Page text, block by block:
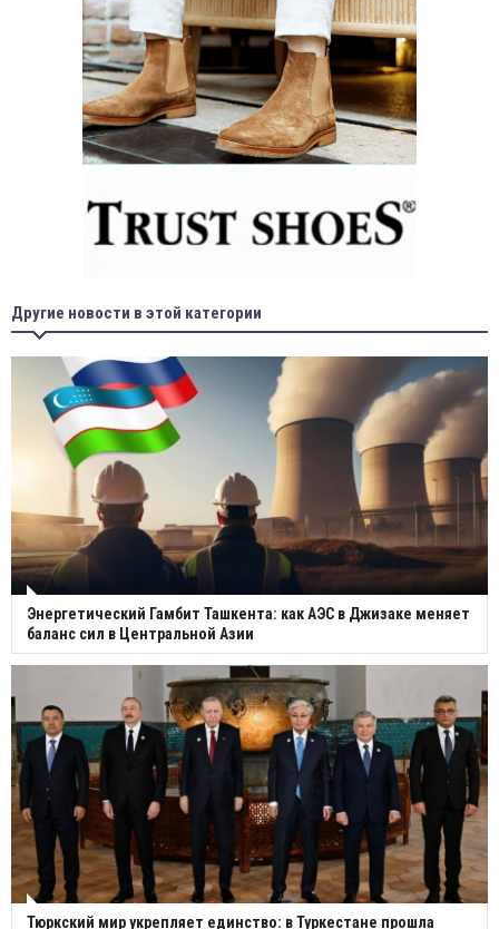
Другие новости в этой категории
Энергетический Гамбит Ташкента: как АЭС в Джизаке меняет
баланс сил в Центральной Азии
Тюркский мир укрепляет единство: в Туркестане прошла